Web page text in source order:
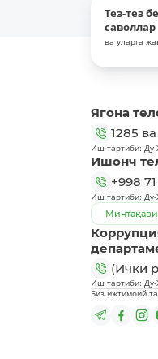
Тез-тез
саволлар
ва уларга
Ягона
1285 ва
Иш тартиби:
Ишонч
+998
Иш тартиби:
(Ички
Иш тартиби:
Биз ижтимоий